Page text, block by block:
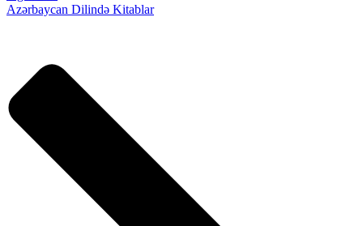
Azərbaycan Dilində Kitablar